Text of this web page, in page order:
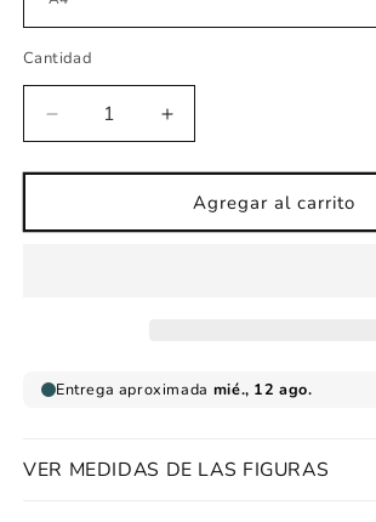
Cantidad
Reducir
cantidad
para
Luna
Aumentar
cantidad
para
Lámina
Luna
Agregar al carrito
VER MEDIDAS DE LAS FIGURAS